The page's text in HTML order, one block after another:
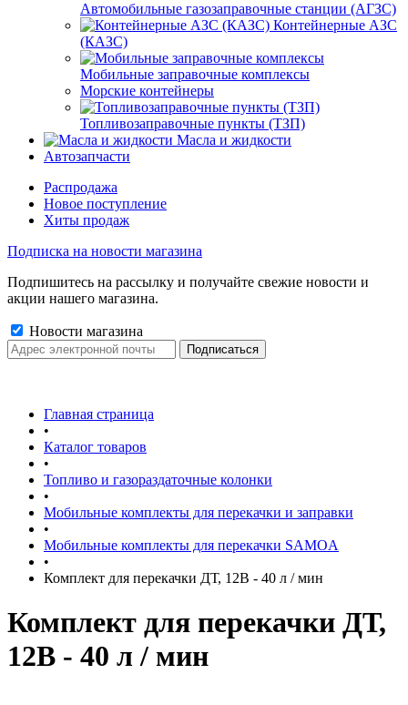
Автомобильные газозаправочные станции (АГЗС)
Контейнерные АЗС
(КАЗС)
Мобильные заправочные комплексы
Морские контейнеры
Топливозаправочные пункты (ТЗП)
Масла и жидкости
Автозапчасти
Распродажа
Новое поступление
Хиты продаж
Подписка на новости магазина
Подпишитесь на рассылку и получайте свежие новости и
акции нашего магазина.
Новости магазина
Главная страница
•
Каталог товаров
•
Топливо и газораздаточные колонки
•
Мобильные комплекты для перекачки и заправки
•
Мобильные комплекты для перекачки SAMOA
•
Комплект для перекачки ДТ, 12В - 40 л / мин
Комплект для перекачки ДТ,
12В - 40 л / мин